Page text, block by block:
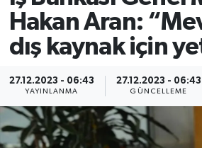
Hakan Aran:
dış kaynak için
27.12.2023 - 06:43
YAYINLANMA
27.12.2023 - 06:43
GÜNCELLEME
Gizlilik Sözleşmesi
İletişim
Künye
BITCOIN